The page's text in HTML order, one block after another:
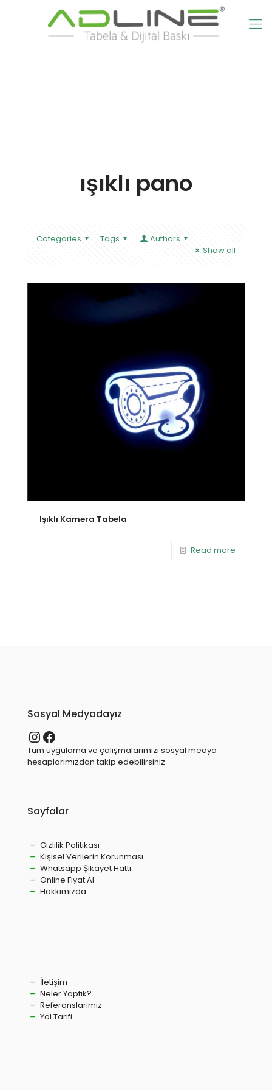
ışıklı pano
Categories Tags
Authors
Show all
Işıklı Kamera Tabela
Read more
Sosyal Medyadayız
InstagramFacebook
Tüm uygulama ve çalışmalarımızı sosyal medya
hesaplarımızdan takip edebilirsiniz.
Sayfalar
Gizlilik Politikası
Kişisel Verilerin Korunması
Whatsapp Şikayet Hattı
Online Fiyat Al
Hakkımızda
İletişim
Neler Yaptık?
Referanslarımız
Yol Tarifi